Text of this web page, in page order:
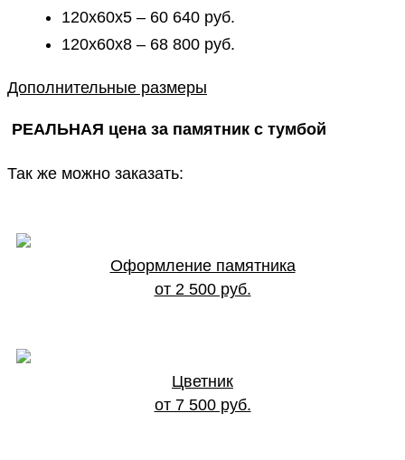
120х60х5 – 60 640 руб.
120х60х8 – 68 800 руб.
Дополнительные размеры
РЕАЛЬНАЯ цена за памятник с тумбой
Так же можно заказать:
Оформление памятника
от 2 500 руб.
Цветник
от 7 500 руб.